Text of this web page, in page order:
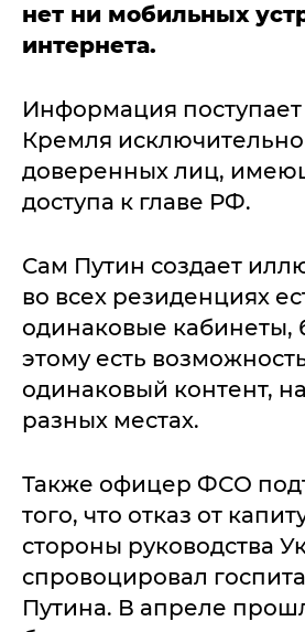
нет ни мобильных
интернета.
Информация поступает
Кремля исключительно
доверенных лиц,
доступа к главе РФ.
Сам Путин создает
во всех резиденциях
одинаковые кабинеты,
этому есть
одинаковый контент,
разных местах.
Также офицер ФСО
того, что отказ от
стороны руководства
спровоцировал
Путина. В апреле